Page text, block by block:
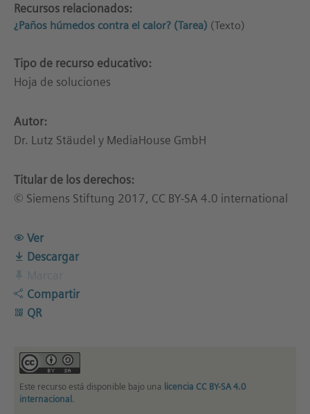
Recursos relacionados:
¿Paños húmedos contra el calor? (Tarea) (Texto)
Tipo de recurso educativo:
Hoja de soluciones
Autor:
Dr. Lutz Stäudel y MediaHouse GmbH
Titular de los derechos:
© Siemens Stiftung 2017, CC BY-SA 4.0 international
Ver
Descargar
Compartir
QR
Este recurso está disponible bajo una licencia CC BY-SA 4.0
internacional.